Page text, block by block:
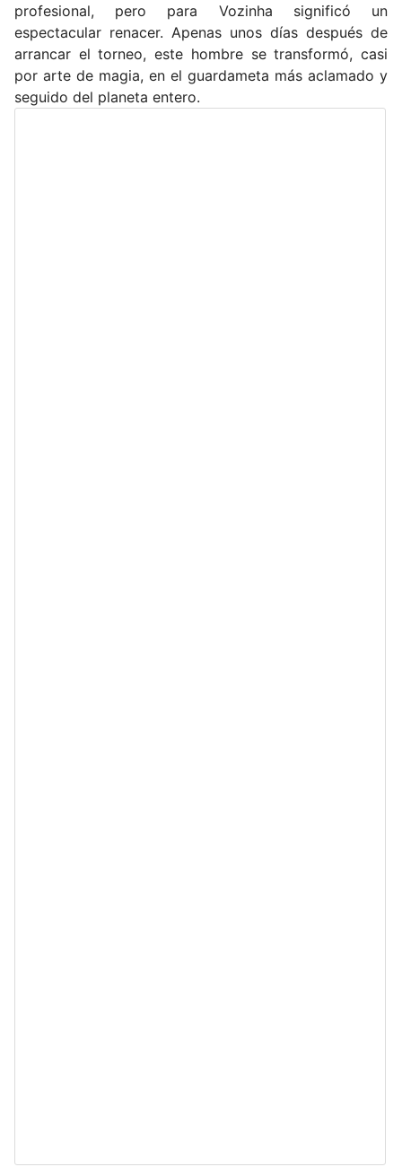
profesional, pero para Vozinha significó un
espectacular renacer. Apenas unos días después de
arrancar el torneo, este hombre se transformó, casi
por arte de magia, en el guardameta más aclamado y
seguido del planeta entero.